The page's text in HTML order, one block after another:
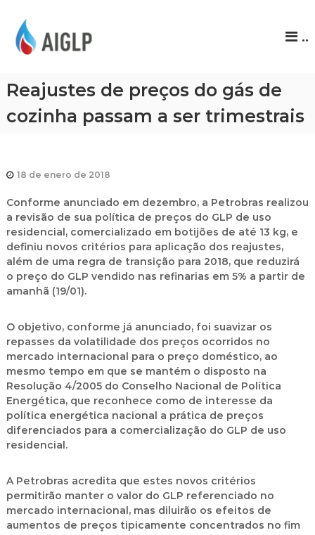
P
..
Reajustes de preços do gás de
cozinha passam a ser trimestrais
18 de enero de 2018
Conforme anunciado em dezembro, a Petrobras realizou
a revisão de sua política de preços do GLP de uso
residencial, comercializado em botijões de até 13 kg, e
definiu novos critérios para aplicação dos reajustes,
além de uma regra de transição para 2018, que reduzirá
o preço do GLP vendido nas refinarias em 5% a partir de
amanhã (19/01).
O objetivo, conforme já anunciado, foi suavizar os
repasses da volatilidade dos preços ocorridos no
mercado internacional para o preço doméstico, ao
mesmo tempo em que se mantém o disposto na
Resolução 4/2005 do Conselho Nacional de Política
Energética, que reconhece como de interesse da
política energética nacional a prática de preços
diferenciados para a comercialização do GLP de uso
residencial.
A Petrobras acredita que estes novos critérios
permitirão manter o valor do GLP referenciado no
mercado internacional, mas diluirão os efeitos de
aumentos de preços tipicamente concentrados no fim